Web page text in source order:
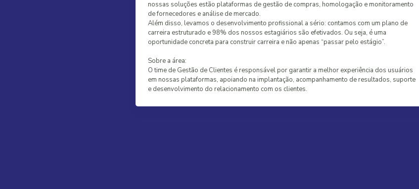
nossas soluções estão plataformas de gestão de compras, homologação e monitoramento
de fornecedores e análise de mercado.
Além disso, levamos o desenvolvimento profissional a sério: contamos com um plano de
carreira estruturado e 98% dos nossos estagiários são efetivados. Ou seja, é uma
oportunidade concreta para construir carreira e não apenas “passar pelo estágio”.
Sobre a área:
O time de Gestão de Clientes é responsável por garantir a melhor experiência dos usuários
em nossas plataformas, apoiando na implantação, acompanhamento de resultados, suporte
e desenvolvimento do relacionamento com os clientes.